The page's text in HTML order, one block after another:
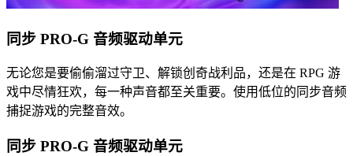
同步 PRO-G 音频驱动单元
无论您是要偷偷溜过守卫、解锁创奇战利品，还是在 RPG 游
戏中尽情狂欢，每一种声音都至关重要。使用低位的同步音频
捕捉游戏的完整音效。
同步 PRO-G 音频驱动单元